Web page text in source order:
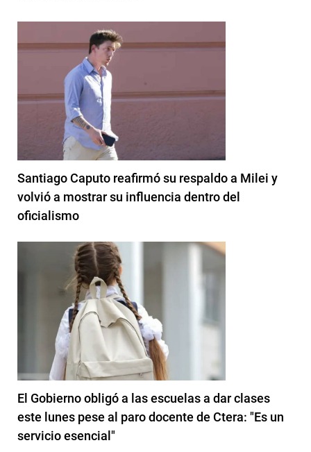
Santiago Caputo reafirmó su respaldo a Milei y
volvió a mostrar su influencia dentro del
oficialismo
El Gobierno obligó a las escuelas a dar clases
este lunes pese al paro docente de Ctera: "Es un
servicio esencial"